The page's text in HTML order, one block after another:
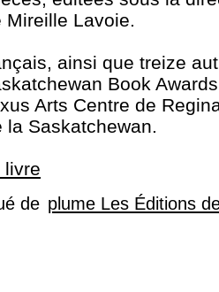
Mireille Lavoie.
ainsi que treize
Book
Arts Centre de
Saskatchewan.
livre
de plume Les Éditions